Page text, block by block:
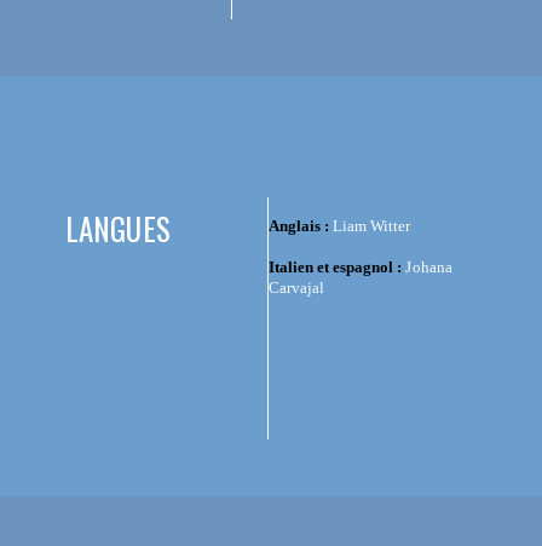
LANGUES Anglais : Liam Witter
Italien et espagnol : Johana
Carvajal